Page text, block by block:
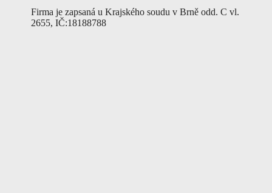
Firma je zapsaná u Krajského soudu v Brně odd. C vl.
2655, IČ:18188788